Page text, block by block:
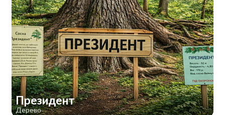
Президент
Дерево